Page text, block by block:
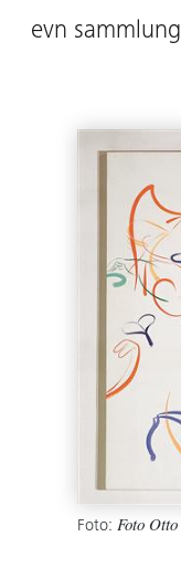
evn sammlung
Foto: Foto Otto